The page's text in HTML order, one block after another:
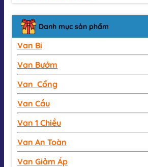
Danh mục sản phẩm
Van Bi
Van Bướm
Van Cổng
Van Cầu
Van 1 Chiều
Van An Toàn
Van Giảm Áp